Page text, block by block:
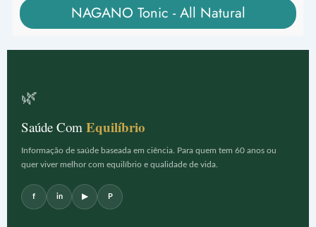
NAGANO Tonic - All Natural
🌿
Saúde Com Equilíbrio
Informação de saúde baseada em ciência. Para quem tem 60 anos ou
quer viver melhor com equilíbrio e qualidade de vida.
f in ▶ P